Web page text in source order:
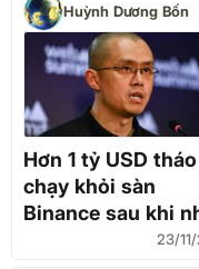
Huỳnh Dương Bốn
Hơn 1 tỷ USD tháo
chạy khỏi sàn
Binance sau khi
sáng lập CZ
23/